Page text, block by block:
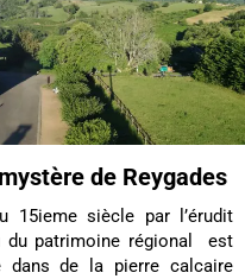
de Reygades
15ieme siècle par l’érudit
du patrimoine régional est
dans de la pierre calcaire